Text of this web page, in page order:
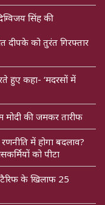
सिंह की
दीपके को तुरंत गिरफ्तार
हुए कहा- ‘मदरसों में
की जमकर तारीफ
में होगा बदलाव?
को पीटा
के खिलाफ 25